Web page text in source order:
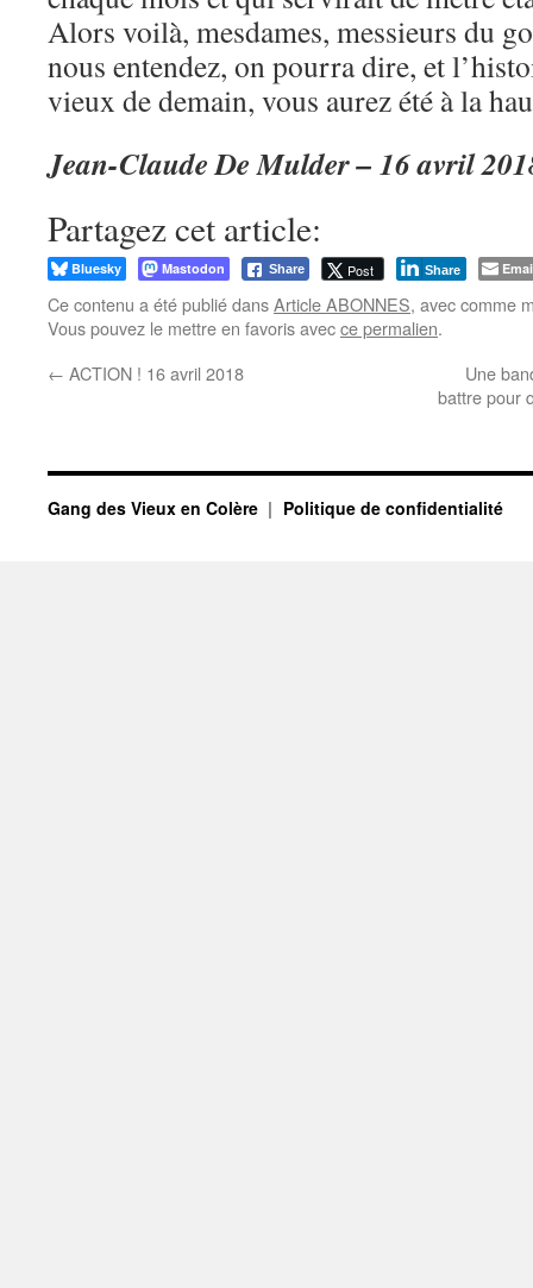
Alors voilà, mesdames, messieurs du
nous entendez, on pourra dire, et
vieux de demain, vous aurez été à la
Jean-Claude De Mulder – 16 avril
Partagez cet article:
Bluesky Mastodon Share Post Share
Ce contenu a été publié dansArticle ABONNES, avec comme
Vous pouvez le mettre en favoris avecce permalien.
← ACTION ! 16 avril 2018
Une
battre pour
Gang des Vieux en Colère Politique de confidentialité